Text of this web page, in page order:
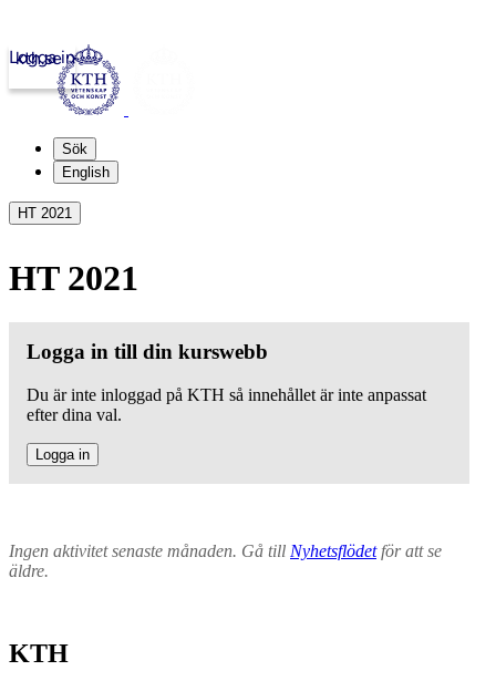
kth.se
Logga in
Sök
English
HT 2021
HT 2021
Logga in till din kurswebb
Du är inte inloggad på KTH så innehållet är inte anpassat
efter dina val.
Logga in
Ingen aktivitet senaste månaden. Gå till Nyhetsflödetför att se
äldre.
KTH